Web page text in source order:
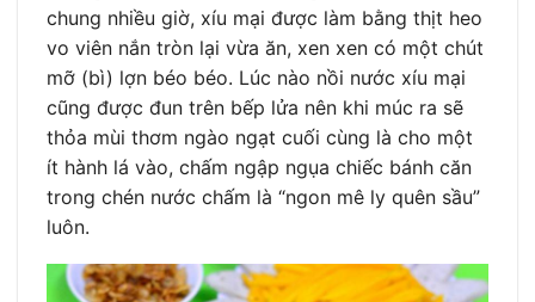
chung nhiều giờ, xíu mại được làm bằng thịt heo
vo viên nắn tròn lại vừa ăn, xen xen có một chút
mỡ (bì) lợn béo béo. Lúc nào nồi nước xíu mại
cũng được đun trên bếp lửa nên khi múc ra sẽ
thỏa mùi thơm ngào ngạt cuối cùng là cho một
ít hành lá vào, chấm ngập ngụa chiếc bánh căn
trong chén nước chấm là “ngon mê ly quên sầu”
luôn.